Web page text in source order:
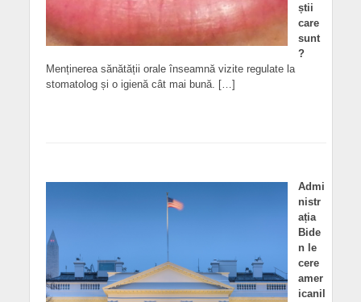
știi
care
sunt
?
Menținerea sănătății orale înseamnă vizite regulate la
stomatolog și o igienă cât mai bună. […]
Admi
nistr
ația
Bide
n le
cere
amer
icanil